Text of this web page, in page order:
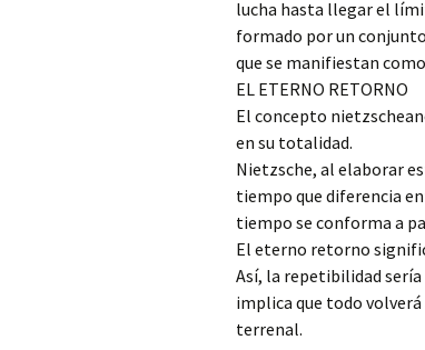
lucha hasta llegar el
formado por un
que se manifiestan
EL ETERNO RETORNO
El concepto
en su totalidad.
Nietzsche, al elaborar
tiempo que diferencia
tiempo se conforma a
El eterno retorno
Así, la repetibilidad
implica que todo volverá
terrenal.